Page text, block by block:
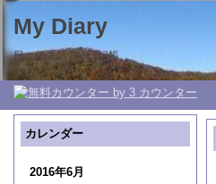
My Diary
日々の生活 My 日記帳。
カレンダー
2016年6月